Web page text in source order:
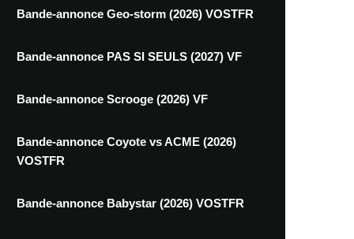
Bande-annonce Geo-storm (2026) VOSTFR
Bande-annonce PAS SI SEULS (2027) VF
Bande-annonce Scrooge (2026) VF
Bande-annonce Coyote vs ACME (2026)
VOSTFR
Bande-annonce Babystar (2026) VOSTFR